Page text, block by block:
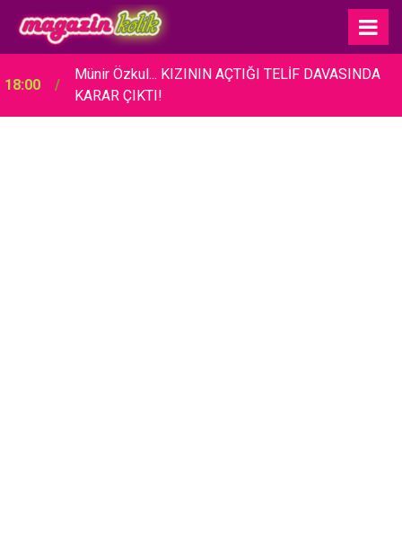
18:00
Münir Özkul... KIZININ AÇTIĞI TELİF DAVASINDA
KARAR ÇIKTI!